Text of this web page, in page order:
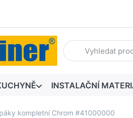
Zadejte hledaný
INSTALAČNÍ
páky kompletní Chrom #41000000